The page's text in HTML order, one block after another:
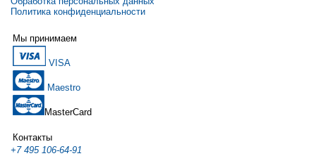
Политика конфиденциальности
Мы принимаем
VISA
Maestro
MasterCard
Контакты
+7 495 106-64-91